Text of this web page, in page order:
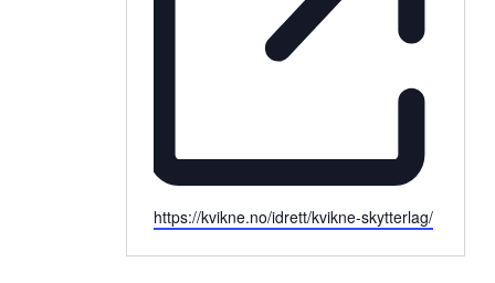
Website
https://kvikne.no/idrett/kvikne-skytterlag/